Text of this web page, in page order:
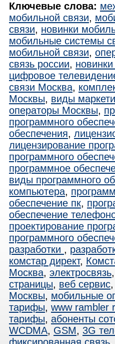
Ключевые слова:
мобильной связи,
связи, новинки
мобильные системы
мобильной связи,
связь россии,
цифровое
связи Москва,
Москвы, виды
операторы Москвы,
программного
обеспечения,
лицензирование
программного
программное
виды программного
компьютера,
обеспечение пк,
обеспечение
проектирование
программного
разработки ,
комстар директ,
Москва, электросвязь
страницы, веб сервис
Москвы, мобильные
тарифы, www rambler
тарифы, абоненты
WCDMA, GSM, 3G